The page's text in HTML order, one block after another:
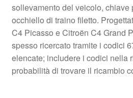
sollevamento del veicolo, chiave
occhiello di traino filetto.
C4 Picasso e Citroën C4 Grand
spesso ricercato tramite i codici
elencate; includere i codici nella
probabilità di trovare il ricambio